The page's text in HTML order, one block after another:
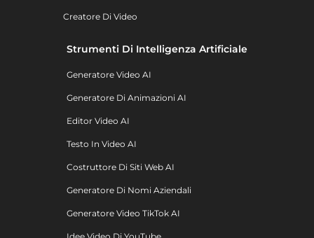
Creatore Di Video
Strumenti Di Intelligenza Artificiale
Generatore Video AI
Generatore Di Animazioni AI
Editor Video AI
Testo In Video AI
Costruttore Di Siti Web AI
Generatore Di Nomi Aziendali
Generatore Video TikTok AI